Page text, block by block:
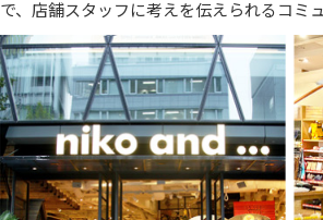
で、店舗スタッフに考えを伝えられるコミ